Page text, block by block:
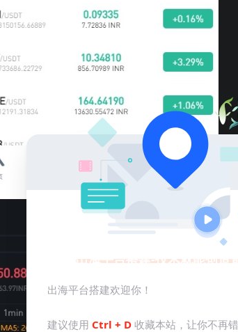
出海平台搭建-技术就能创造
出海平台搭建欢迎你！
建议使用 Ctrl + D 收藏本站，让你不再